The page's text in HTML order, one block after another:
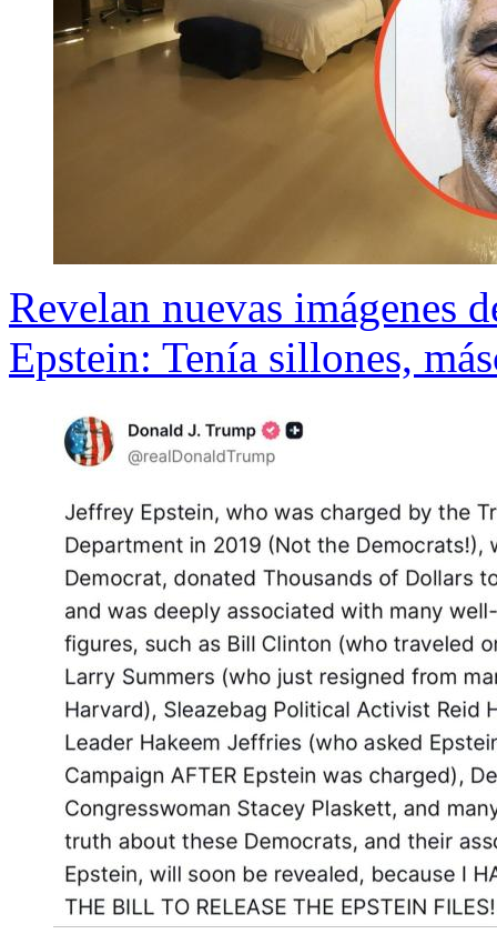
Revelan nuevas imágenes
Epstein: Tenía sillones,